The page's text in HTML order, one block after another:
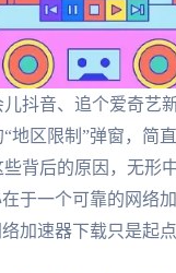
抖音、追个爱奇艺
地区限制”弹窗，简
背后的原因，无形
于一个可靠的网络
加速器下载只是起